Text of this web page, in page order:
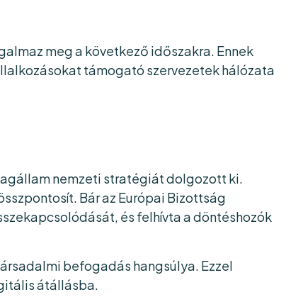
meg a következő időszakra. Ennek
támogató szervezetek hálózata
nemzeti stratégiát dolgozott ki.
Bár az Európai Bizottság
és felhívta a döntéshozók
befogadás hangsúlya. Ezzel
átállásba.